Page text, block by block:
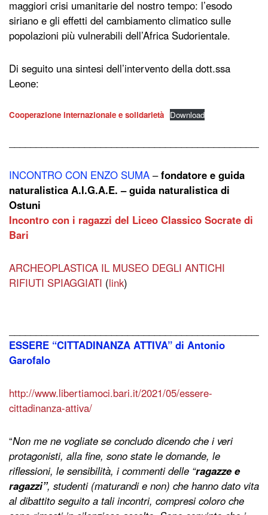
maggiori crisi umanitarie del nostro tempo: l’esodo
siriano e gli effetti del cambiamento climatico sulle
popolazioni più vulnerabili dell’Africa Sudorientale.
Di seguito una sintesi dell’intervento della dott.ssa
Leone:
Cooperazione internazionale e solidarietà Download
INCONTRO CON ENZO SUMA –fondatore e guida
naturalistica A.I.G.A.E. – guida naturalistica di
Ostuni
Incontro con i ragazzi del Liceo Classico Socrate di
Bari
ARCHEOPLASTICA IL MUSEO DEGLI ANTICHI
RIFIUTI SPIAGGIATI (link)
ESSERE “CITTADINANZA ATTIVA” di Antonio
Garofalo
http://www.libertiamoci.bari.it/2021/05/essere-
cittadinanza-attiva/
“Non me ne vogliate se concludo dicendo che i veri
protagonisti, alla fine, sono state le domande, le
riflessioni, le sensibilità, i commenti delle “ragazze e
ragazzi”, studenti (maturandi e non) che hanno dato vita
al dibattito seguito a tali incontri, compresi coloro che